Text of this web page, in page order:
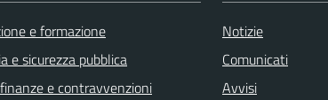
e formazione
e sicurezza pubblica
e contravvenzioni
Notizie
Comunicati
Avvisi